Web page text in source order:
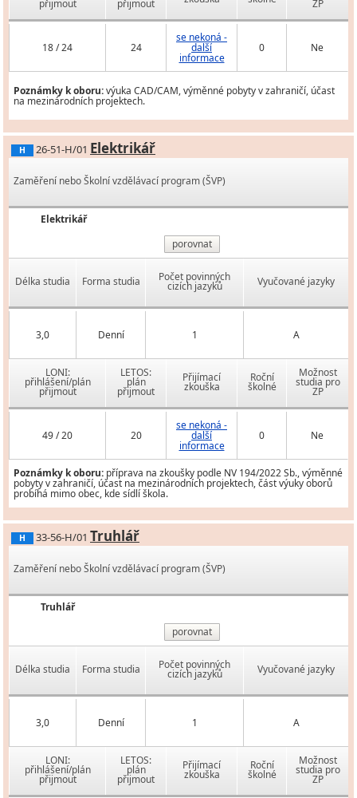
přijmout přijmout ZP
18 / 24 24
se nekoná -
další
informace
0 Ne
Poznámky k oboru:výuka CAD/CAM, výměnné pobyty v zahraničí, účast
na mezinárodních projektech.
H 26-51-H/01 Elektrikář
Zaměření nebo Školní vzdělávací program (ŠVP)
Elektrikář
porovnat
Délka studia Forma studia Počet povinných
cizích jazyků Vyučované jazyky
3,0 Denní 1 A
LONI:
přihlášení/plán
přijmout
LETOS:
plán
přijmout
Přijímací
zkouška
Roční
školné
Možnost
studia pro
ZP
49 / 20 20
se nekoná -
další
informace
0 Ne
Poznámky k oboru: příprava na zkoušky podle NV 194/2022 Sb., výměnné
pobyty v zahraničí, účast na mezinárodních projektech, část výuky oborů
probíhá mimo obec, kde sídlí škola.
H 33-56-H/01 Truhlář
Zaměření nebo Školní vzdělávací program (ŠVP)
Truhlář
porovnat
Délka studia Forma studia Počet povinných
cizích jazyků Vyučované jazyky
3,0 Denní 1 A
LONI:
přihlášení/plán
přijmout
LETOS:
plán
přijmout
Přijímací
zkouška
Roční
školné
Možnost
studia pro
ZP